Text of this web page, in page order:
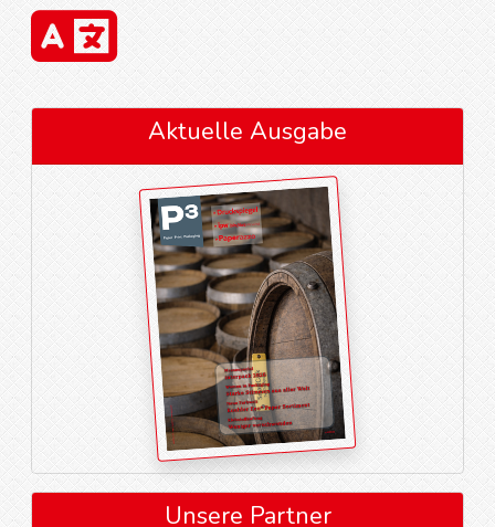
Aktuelle Ausgabe
Unsere Partner